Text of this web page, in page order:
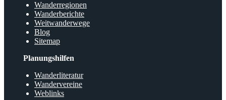
Wanderregionen
Wanderberichte
Weitwanderwege
Blog
Sitemap
Planungshilfen
Wanderliteratur
Wandervereine
Weblinks